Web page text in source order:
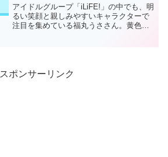
アイドルグループ「iLiFE!」の中でも、明
るい笑顔と親しみやすいキャラクターで
注目を集めている福丸うささん。黄色担
スポンサーリンク